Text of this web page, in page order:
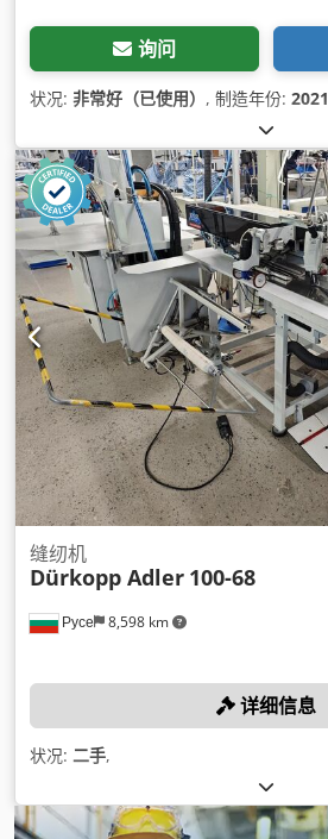
询问
状况: 非常好（已使用） , 制造年份: 2021
Русе 8,598 km
缝纫机
Dürkopp Adler 100-68
详细信息
状况: 二手,